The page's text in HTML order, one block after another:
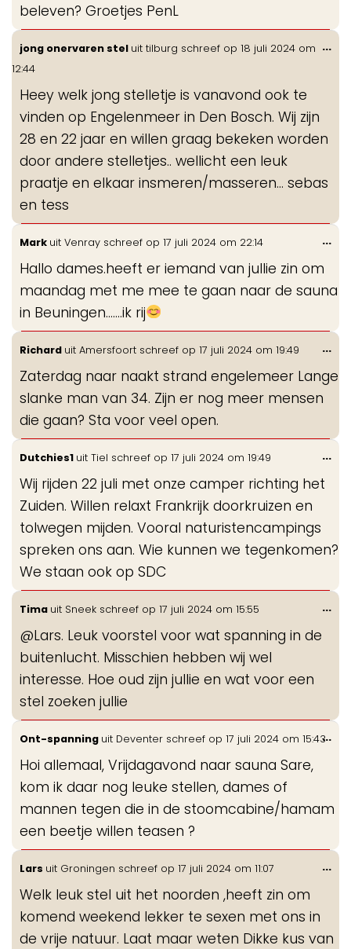
beleven? Groetjes PenL
jong onervaren stel uit tilburg schreef op 18 juli 2024 om
12:44
Heey welk jong stelletje is vanavond ook te
vinden op Engelenmeer in Den Bosch. Wij zijn
28 en 22 jaar en willen graag bekeken worden
door andere stelletjes.. wellicht een leuk
praatje en elkaar insmeren/masseren... sebas
en tess
...
Mark uit Venray schreef op 17 juli 2024 om 22:14
Hallo dames.heeft er iemand van jullie zin om
maandag met me mee te gaan naar de sauna
in Beuningen.......ik rij
...
Richard uit Amersfoort schreef op 17 juli 2024 om 19:49
Zaterdag naar naakt strand engelemeer Lange
slanke man van 34. Zijn er nog meer mensen
die gaan? Sta voor veel open.
...
Dutchies1 uit Tiel schreef op 17 juli 2024 om 19:49
Wij rijden 22 juli met onze camper richting het
Zuiden. Willen relaxt Frankrijk doorkruizen en
tolwegen mijden. Vooral naturistencampings
spreken ons aan. Wie kunnen we tegenkomen?
We staan ook op SDC
...
Tima uit Sneek schreef op 17 juli 2024 om 15:55
@Lars. Leuk voorstel voor wat spanning in de
buitenlucht. Misschien hebben wij wel
interesse. Hoe oud zijn jullie en wat voor een
stel zoeken jullie
...
Ont-spanning uit Deventer schreef op 17 juli 2024 om 15:43
Hoi allemaal, Vrijdagavond naar sauna Sare,
kom ik daar nog leuke stellen, dames of
mannen tegen die in de stoomcabine/hamam
een beetje willen teasen ?
...
Lars uit Groningen schreef op 17 juli 2024 om 11:07
Welk leuk stel uit het noorden ,heeft zin om
komend weekend lekker te sexen met ons in
de vrije natuur. Laat maar weten Dikke kus van
...